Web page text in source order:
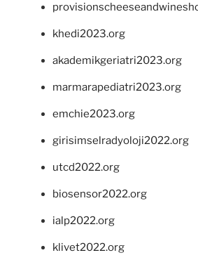
khedi2023.org
akademikgeriatri2023.org
marmarapediatri2023.org
emchie2023.org
girisimselradyoloji2022.org
utcd2022.org
biosensor2022.org
ialp2022.org
klivet2022.org